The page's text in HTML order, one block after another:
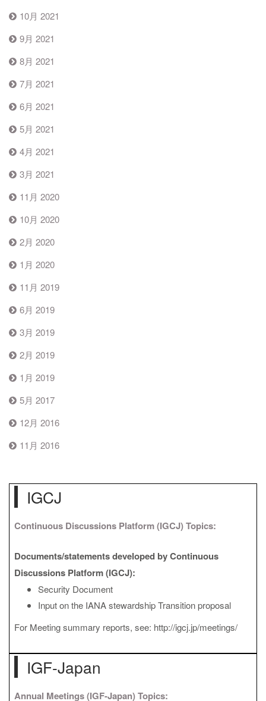
10月 2021
9月 2021
8月 2021
7月 2021
6月 2021
5月 2021
4月 2021
3月 2021
11月 2020
10月 2020
2月 2020
1月 2020
11月 2019
6月 2019
3月 2019
2月 2019
1月 2019
5月 2017
12月 2016
11月 2016
IGCJ
Continuous Discussions Platform (IGCJ) Topics:
Documents/statements developed by Continuous
Discussions Platform (IGCJ):
Security Document
Input on the IANA stewardship Transition proposal
For Meeting summary reports, see: http://igcj.jp/meetings/
IGF-Japan
Annual Meetings (IGF-Japan) Topics: